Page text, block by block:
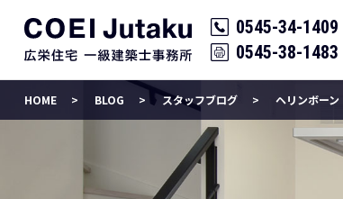
0545-34-1409
0545-38-1483
HOME BLOG スタッフブログ ヘリンボーン